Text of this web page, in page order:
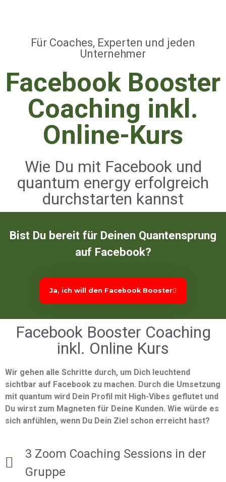
Für Coaches, Experten und jeden
Unternehmer
Facebook Booster
Coaching inkl.
Online-Kurs
Wie Du mit Facebook und
quantum energy erfolgreich
durchstarten kannst
Bist Du bereit für Deinen Quantensprung
auf Facebook?
Ja, ich will den Facebook Booster
Facebook Booster Coaching
inkl. Online Kurs
Wir gehen alle Schritte durch, um Dich leuchtend
sichtbar auf Facebook zu machen. Durch die Umsetzung
mit quantum wird Dein Profil mit High-Vibes geflutet und
Du wirst zum Magneten für Deine Kunden. Wie würde es
sich anfühlen, wenn Du Dein Ziel schon erreicht hast?
3 Zoom Coaching Sessions in der
Gruppe